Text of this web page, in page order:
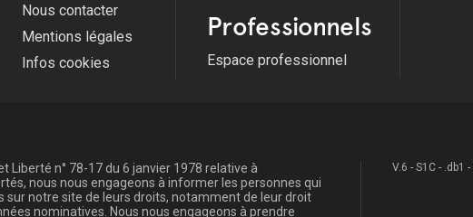
Nous contacter
Mentions légales
Infos cookies
Professionnels
Espace professionnel
n° 78-17 du 6 janvier 1978 relative à
nous nous engageons à informer les personnes qui
notre site de leurs droits, notamment de leur droit
nominatives. Nous nous engageons à prendre
V.6 - S1C - .db1